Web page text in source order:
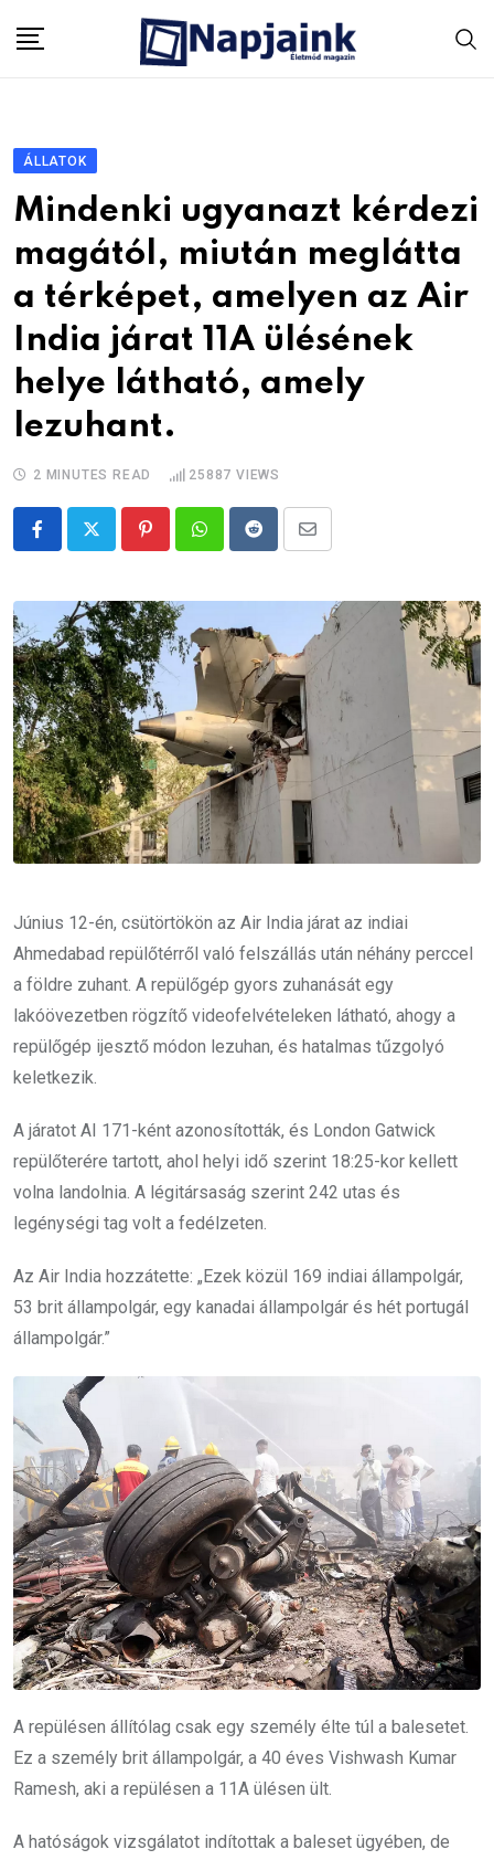
ÁLLATOK
Mindenki ugyanazt kérdezi
magától, miután meglátta
a térképet, amelyen az Air
India járat 11A ülésének
helye látható, amely
lezuhant.
2 MINUTES READ 25887 VIEWS
PinterestWhatsappRedditShare
Email
Június 12-én, csütörtökön az Air India járat az indiai
Ahmedabad repülőtérről való felszállás után néhány perccel
a földre zuhant. A repülőgép gyors zuhanását egy
lakóövezetben rögzítő videofelvételeken látható, ahogy a
repülőgép ijesztő módon lezuhan, és hatalmas tűzgolyó
keletkezik.
A járatot AI 171-ként azonosították, és London Gatwick
repülőterére tartott, ahol helyi idő szerint 18:25-kor kellett
volna landolnia. A légitársaság szerint 242 utas és
legénységi tag volt a fedélzeten.
Az Air India hozzátette: „Ezek közül 169 indiai állampolgár,
53 brit állampolgár, egy kanadai állampolgár és hét portugál
állampolgár.”
A repülésen állítólag csak egy személy élte túl a balesetet.
Ez a személy brit állampolgár, a 40 éves Vishwash Kumar
Ramesh, aki a repülésen a 11A ülésen ült.
A hatóságok vizsgálatot indítottak a baleset ügyében, de